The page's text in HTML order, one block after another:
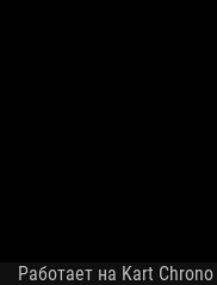
Работает на Kart Chrono